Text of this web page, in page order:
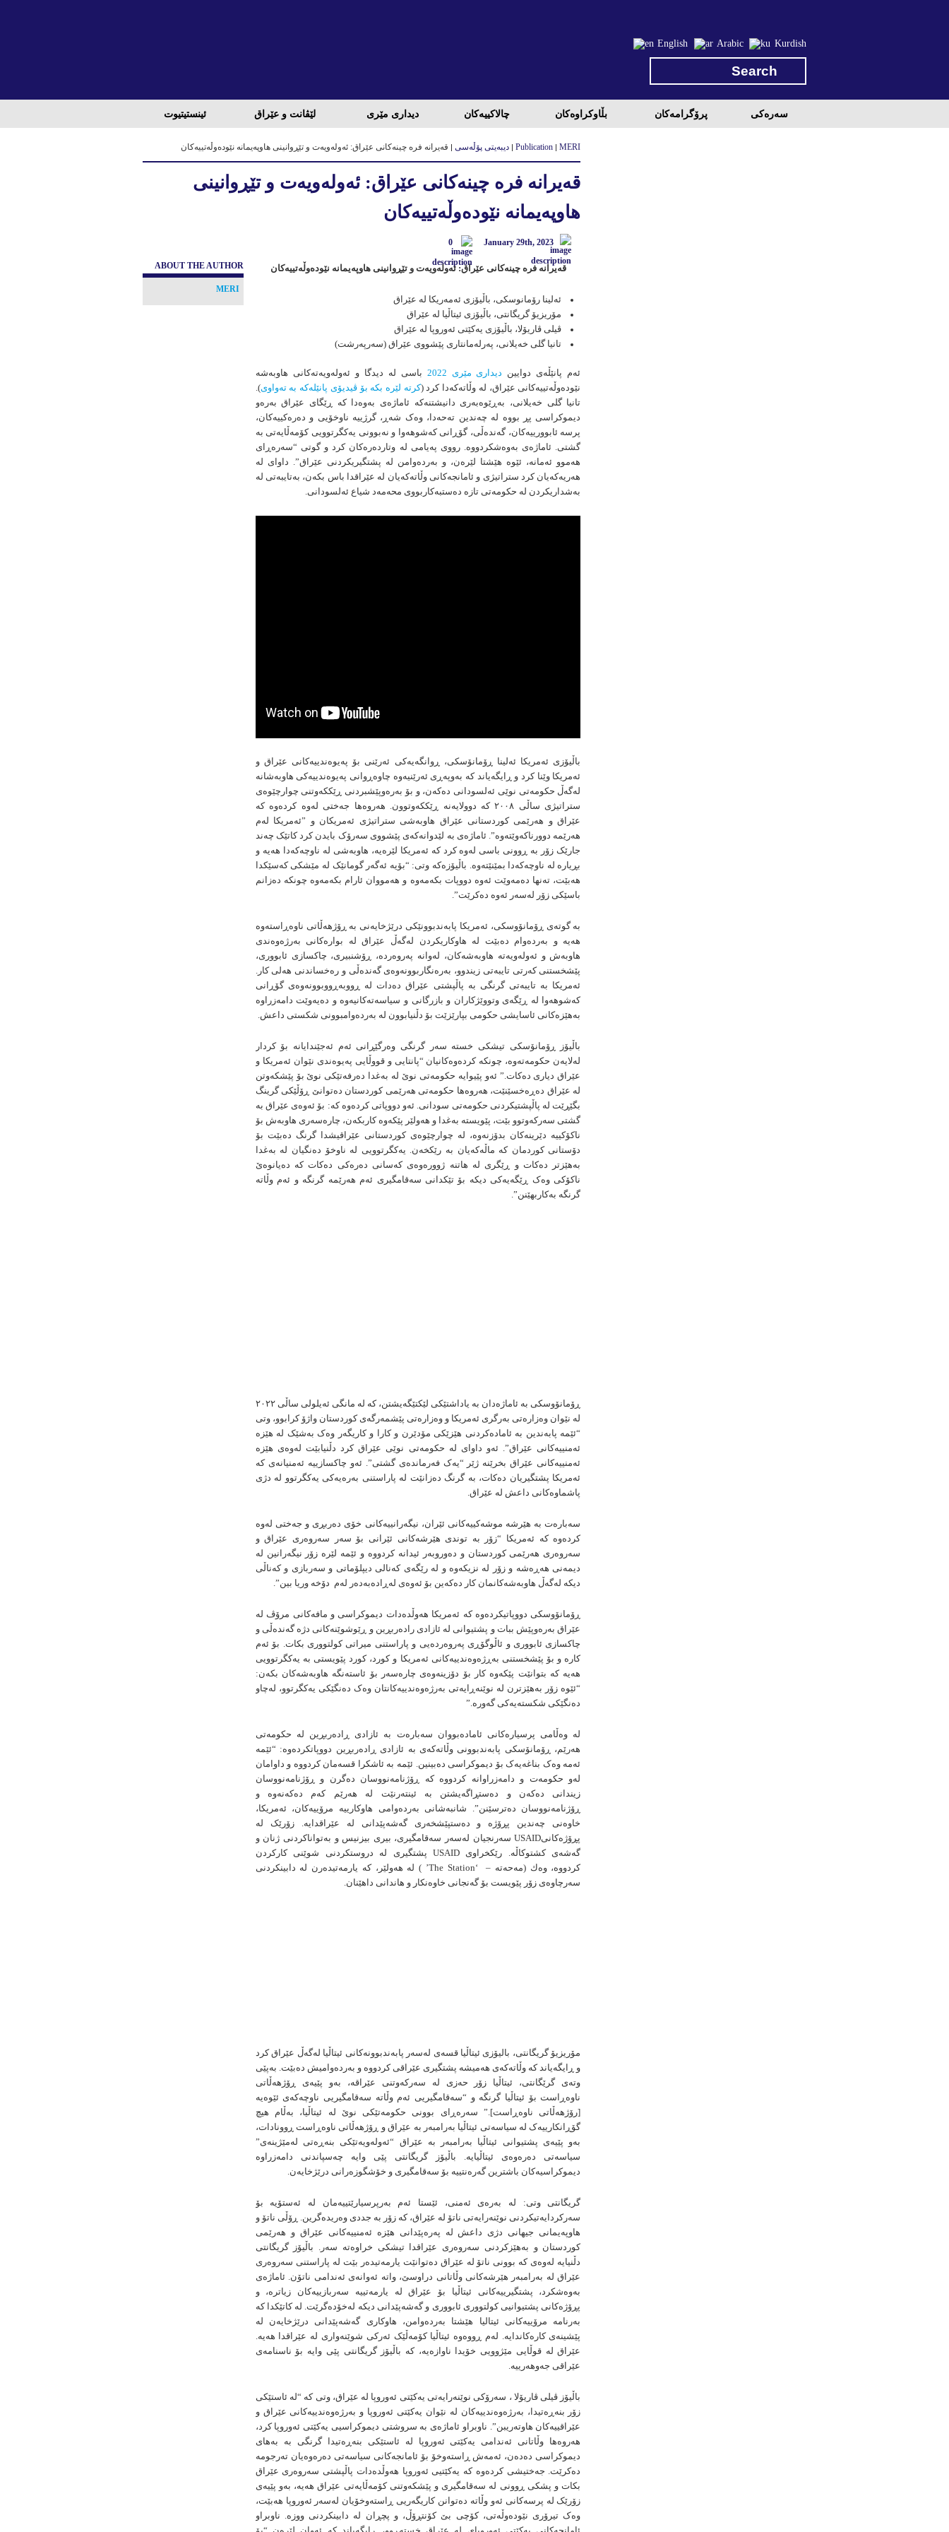
سه‌ره‌کی پرۆگرامه‌كان بڵاوكراوه‌كان چالاكییه‌كان دیداری مێری لێڤانت و عێراق ئینستیتیوت
English Arabic Kurdish
MERI
Publication دیبەیتی پۆڵەسی قەیرانە فرە چینەکانی عێراق: ئەولەویەت و تێڕوانینی هاوپەیمانە نێودەوڵەتییەکان
قەیرانە فرە چینەکانی عێراق: ئەولەویەت و تێڕوانینی
هاوپەیمانە نێودەوڵەتییەکان
January 29th, 2023
0
ABOUT THE AUTHOR
MERI
قەیرانە فرە چینەکانی عێراق: ئەولەویەت و تێڕوانینی هاوپەیمانە نێودەوڵەتییەکان
ئەلینا رۆمانوسكی، باڵیۆزی ئەمەریكا لە عێراق
مۆریزیۆ گریگانتی، باڵیۆزی ئیتاڵیا لە عێراق
ڤیلی ڤاریۆلا، باڵیۆزی یەكێتی ئەوروپا لە عێراق
تانیا گلی خەیلانی، پەرلەمانتاری پێشووی عێراق (سەرپەرشت)
ئەم پانێڵەی دوایین دیداری مێری 2022
باسی لە دیدگا و ئەولەویەتەکانی هاوبەشە
نێودەوڵەتییەکانی عێراق، لە وڵاتەکەدا کرد (کرتە لێرە بکە بۆ ڤیدیۆی پانێلەكە بە تەواوی).
تانیا گلی خەیلانی، بەڕێوەبەری دانیشتنەکە ئاماژەی بەوەدا کە ڕێگای عێراق بەرەو
دیموکراسی پڕ بووە لە چەندین تەحەدا، وەک شەڕ، گرژییە ناوخۆیی و دەرەکییەکان،
پرسە ئابوورییەکان، گەندەڵی، گۆڕانی کەشوهەوا و نەبوونی یەکگرتوویی کۆمەڵایەتی بە
گشتی. ئاماژەی بەوەشکردووە. رووی پەیامی لە وتاردەرەكان كرد و گوتی “سەرەڕای
هەموو ئەمانە، ئێوە هێشتا لێرەن، و بەردەوامن لە پشتگیریکردنی عێراق”. داوای لە
هەریەکەیان کرد ستراتیژی و ئامانجەکانی وڵاتەکەیان لە عێراقدا باس بکەن، بەتایبەتی لە
بەشداریکردن لە حکومەتی تازە دەستبەکاربووی محەمەد شیاع ئەلسودانی.
باڵیۆزی ئەمریکا ئەلینا ڕۆمانۆسکی، ڕوانگەیەکی ئەرێنی بۆ پەیوەندییەکانی عێراق و
ئەمریکا وێنا کرد و ڕایگەیاند کە بەوپەڕی ئەرێنیەوە چاوەڕوانی پەیوەندییەکی هاوبەشانە
لەگەڵ حکومەتی نوێی ئەلسودانی دەكەن، و بۆ بەرەوپێشبردنی ڕێککەوتنی چوارچێوەی
ستراتیژی ساڵی ٢٠٠٨ کە دوولایەنە ڕێککەوتوون. هەروەها جەختی لەوە کردەوە کە
عێراق و هەرێمی کوردستانی عێراق هاوبەشی ستراتیژی ئەمریکان و ”ئەمریکا لەم
هەرێمە دوورناکەوێتەوە”. ئاماژەی بە لێدوانەکەی پێشووی سەرۆک بایدن کرد کاتێک چەند
جارێک زۆر بە ڕوونی باسی لەوە کرد کە ئەمریکا لێرەیە، هاوبەشی لە ناوچەکەدا هەیە و
بڕیارە لە ناوچەکەدا بمێنێتەوە. باڵیۆزەکە وتی: “بۆیە ئەگەر گومانێک لە مێشکی کەسێکدا
هەبێت، تەنها دەمەوێت ئەوە دووپات بکەمەوە و هەمووان ئارام بکەمەوە چونکە دەزانم
باسێکی زۆر لەسەر ئەوە دەکرێت”.
بە گوتەی ڕۆمانۆوسکی، ئەمریکا پابەندبوونێکی درێژخایەنی بە ڕۆژهەڵاتی ناوەڕاستەوە
هەیە و بەردەوام دەبێت لە هاوکاریکردن لەگەڵ عێراق لە بوارەکانی بەرژەوەندی
هاوبەش و ئەولەویەتە هاوبەشەکان، لەوانە پەروەردە، ڕۆشنبیری، چاکسازی ئابووری،
پێشخستنی کەرتی تایبەتی زیندوو، بەرەنگاربوونەوەی گەندەڵی و رەخساندنی هەلی کار.
ئەمریکا بە تایبەتی گرنگی بە پاڵپشتی عێراق دەدات لە ڕووبەڕووبوونەوەی گۆڕانی
کەشوهەوا لە ڕێگەی وتووێژکاران و بازرگانی و سیاسەتەکانیەوە و دەیەوێت دامەزراوە
بەهێزەکانی ئاسایشی حکومی بپارێزێت بۆ دڵنیابوون لە بەردەوامبوونی شکستی داعش.
باڵیۆز ڕۆمانۆسکی تیشکی خستە سەر گرنگی وەرگێڕانی ئەم ئەجێندایانە بۆ کردار
لەلایەن حکومەتەوە، چونکە کردەوەکانیان “پانتایی و قووڵایی پەیوەندی نێوان ئەمریکا و
عێراق دیاری دەکات.” ئەو پێیوایە حکومەتی نوێ لە بەغدا دەرفەتێکی نوێ بۆ پێشکەوتن
لە عێراق دەڕەخسێنێت، هەروەها حکومەتی هەرێمی کوردستان دەتوانێ ڕۆڵێکی گرینگ
بگێڕێت لە پاڵپشتیکردنی حکومەتی سودانی. ئەو دووپاتی کردەوە کە: بۆ ئەوەی عێراق بە
گشتی سەرکەوتوو بێت، پێویستە بەغدا و هەولێر پێکەوە کاربکەن، چارەسەری هاوبەش بۆ
ناکۆکییە دێرینەکان بدۆزنەوە، لە چوارچێوەی کوردستانی عێراقیشدا گرنگ دەبێت بۆ
دۆستانی کوردمان کە ماڵەکەیان بە رێكخەن. یەکگرتوویی لە ناوخۆ دەنگیان لە بەغدا
بەهێزتر دەکات و ڕێگری لە هاتنە ژوورەوەی کەسانی دەرەکی دەکات كە دەیانوەێ
ناکۆکی وەک ڕێگەیەکی دیکە بۆ تێکدانی سەقامگیری ئەم هەرێمە گرنگە و ئەم وڵاتە
گرنگە بەکاربهێنن”.
ڕۆمانۆوسکی بە ئاماژەدان بە یاداشتێکی لێکتێگەیشتن، کە لە مانگی ئەیلولی ساڵی ٢٠٢٢
لە نێوان وەزارەتی بەرگری ئەمریکا و وەزارەتی پێشمەرگەی کوردستان واژۆ کرابوو، وتی
“ئێمە پابەندین بە ئامادەكردنی هێزێکی مۆدێرن و کارا و کاریگەر وەک بەشێک لە هێزە
ئەمنییەکانی عێراق”. ئەو داوای لە حکومەتی نوێی عێراق کرد دڵنیابێت لەوەی هێزە
ئەمنییەکانی عێراق بخرێنە ژێر “یەک فەرماندەی گشتی”. ئەو چاکسازییە ئەمنیانەی کە
ئەمریکا پشتگیریان دەکات، بە گرنگ دەزانێت لە پاراستنی بەرەیەکی یەکگرتوو لە دژی
پاشماوەکانی داعش لە عێراق.
سەبارەت بە هێرشە موشەکییەکانی ئێران، نیگەرانییەکانی خۆی دەربڕی و جەختی لەوە
کردەوە کە ئەمریکا “زۆر بە توندی هێرشەکانی ئێرانی بۆ سەر سەروەری عێراق و
سەروەری هەرێمی کوردستان و دەوروبەر ئیدانە کردووە و ئێمە لێرە زۆر نیگەرانین لە
دیمەنی هەڕەشە و زۆر لە نزیکەوە و لە رێگەی كەنالی دیپلۆماتی و سەربازی و كەناڵی
دیكە لەگەڵ هاوبەشەکانمان کار دەکەین بۆ ئەوەی لەڕادەبەدەر لەم دۆخە وریا بین”.
ڕۆمانۆوسکی دووپاتیکردەوە کە ئەمریکا هەوڵدەدات دیموکراسی و مافەکانی مرۆڤ لە
عێراق بەرەوپێش ببات و پشتیوانی لە ئازادی رادەربڕین و ڕێوشوێنەکانی دژە گەندەڵی و
چاکسازی ئابووری و ئاڵوگۆڕی پەروەردەیی و پاراستنی میراتی کولتووری بکات. بۆ ئەم
کاره و بۆ پێشخستنی بەڕژەوەندییەکانی ئەمریکا و کورد، کورد پێویستی به یەکگرتوویی
هەیه كە بتوانێت پێکەوه کار بۆ دۆزینەوەی چارەسەر بۆ ئاستەنگه هاوبەشەکان بكەن:
“ئێوە زۆر بەهێزترن له نوێنەڕایەتی بەرژەوەندییەکانتان وەک دەنگێکی یەکگرتوو، لەچاو
دەنگێکی شکستەیەکی گەورە.”
لە وەڵامی پرسیارەکانی ئامادەبووان سەبارەت بە ئازادی ڕادەربڕین لە حکومەتی
هەرێم، ڕۆمانۆسکی پابەندبوونی وڵاتەکەی بە ئازادی ڕادەربڕین دووپاتکردەوە: “ئێمە
ئەمە وەک بناغەیەک بۆ دیموکراسی دەبینین. ئێمە بە ئاشکرا قسەمان کردووە و داوامان
لەو حکومەت و دامەزراوانە کردووە کە ڕۆژنامەنووسان دەگرن و ڕۆژنامەنووسان
زیندانی دەکەن و دەستڕاگەیشتن بە ئینتەرنێت لە هەرێم کەم دەکەنەوە و
ڕۆژنامەنووسان دەترسێنن”. شانبەشانی بەردەوامی هاوکارییە مرۆییەکان، ئەمریکا،
خاوەنی چەندین پڕۆژە و دەستپێشخەری گەشەپێدانی لە عێراقدایە. زۆرێک لە
پڕۆژەکانیUSAID سەرنجیان لەسەر سەقامگیری، بیری بیزنیس و بەتواناكردنی ژنان و
گەشەی کشتوکاڵە. رێكخراوی USAID پشتگیری لە دروستکردنی شوێنی کارکردن
کردووە، وەك (مەحەتە – ‘The Station’ ) لە هەولێر، کە یارمەتیدەرن لە دابینکردنی
سەرچاوەی زۆر پێویست بۆ گەنجانی خاوەنکار و هاندانی داهێنان.
مۆریزیۆ گریگانتی، بالیۆزی ئیتاڵیا قسەی لەسەر پابەندبوونەکانی ئیتاڵیا لەگەڵ عێراق کرد
و ڕایگەیاند کە وڵاتەکەی هەمیشە پشتگیری عێراقی کردووە و بەردەوامیش دەبێت. بەپێی
وتەی گرێگانتی، ئیتاڵیا زۆر حەزی لە سەرکەوتنی عێراقە، بەو پێیەی ڕۆژهەڵاتی
ناوەڕاست بۆ ئیتاڵیا گرنگە و “سەقامگیریی ئەم وڵاتە سەقامگیریی ناوچەکەی ئێوەیە
[رۆژهەڵاتی ناوەڕاست].” سەرەڕای بوونی حکومەتێکی نوێ لە ئیتاڵیا، بەڵام هیچ
گۆڕانکارییەک لە سیاسەتی ئیتاڵیا بەرامبەر بە عێراق و ڕۆژهەڵاتی ناوەڕاست ڕوونادات،
بەو پێیەی پشتیوانی ئیتاڵیا بەرامبەر بە عێراق “ئەولەویەتێکی بنەڕەتی لەمێژینەی”
سیاسەتی دەرەوەی ئیتاڵیایە. باڵیۆز گریگانتی پێی وایە چەسپاندنی دامەزراوە
دیموکراسیەکان باشترین گەرەنتییە بۆ سەقامگیری و خۆشگوزەرانی درێژخایەن.
گریگانتی وتی: لە بەرەی ئەمنی، ئێستا ئەم بەرپرسیارێتییەمان لە ئەستۆیە بۆ
سەرکردایەتیکردنی نوێنەرایەتی ناتۆ لە عێراق، کە زۆر بە جددی وەریدەگرین. ڕۆڵی ناتۆ و
هاوپەیمانی جیهانی دژی داعش لە پەرەپێدانی هێزە ئەمنییەکانی عێراق و هەرێمی
کوردستان و بەهێزکردنی سەروەری عێراقدا تیشکی خراوەتە سەر. باڵیۆز گریگانتی
دڵنیایە لەوەی کە بوونی ناتۆ لە عێراق دەتوانێت یارمەتیدەر بێت لە پاراستنی سەروەری
عێراق لە بەرامبەر هێرشەکانی وڵاتانی دراوسێ، واتە ئەوانەی ئەندامی ناتۆن. ئاماژەی
بەوەشکرد، پشتگیرییەکانی ئیتاڵیا بۆ عێراق لە یارمەتییە سەربازییەکان زیاترە، و
پڕۆژەکانی پشتیوانیی کولتووری ئابووری و گەشەپێدانی دیکە لەخۆدەگرێت. لە کاتێکدا کە
بەرنامە مرۆییەکانی ئیتالیا هێشتا بەردەوامن، هاوکاری گەشەپێدانی درێژخایەن لە
پێشینەی کارەکاندایە. لەم ڕووەوە ئیتاڵیا کۆمەڵێک ئەرکی شوێنەواری لە عێراقدا هەیە.
عێراق لە قوڵایی مێژوویی خۆیدا ناوازەیە، کە باڵیۆز گریگانتی پێی وایە بۆ ناسنامەی
عێراقی جەوهەرییە.
باڵیۆز ڤیلی ڤاریۆلا ، سەرۆکی نوێنەرایەتی یەکێتی ئەوروپا لە عێراق، وتی کە “لە ئاستێکی
زۆر بنەڕەتیدا، بەرژەوەندییەکان لە نێوان یەکێتی ئەوروپا و بەرژەوەندییەکانی عێراق و
عێراقییەکان هاوتەریبن”. ناوبراو ئاماژەی بە سروشتی دیموکراسیی یەکێتی ئەوروپا کرد،
هەروەها وڵاتانی ئەندامی یەکێتی ئەوروپا لە ئاستێکی بنەڕەتیدا گرنگی بە بەهای
دیموکراسی دەدەن، ئەمەش ڕاستەوخۆ بۆ ئامانجەکانی سیاسەتی دەرەوەیان تەرجومە
دەكرێت. جەختیشی کردەوە کە یەکێتیی ئەوروپا هەوڵدەدات پاڵپشتی سەروەری عێراق
بکات و پشکی ڕوونی لە سەقامگیری و پێشکەوتنی کۆمەڵایەتی عێراق هەیە، بەو پێیەی
زۆرێک لە پرسەکانی ئەو وڵاتە دەتوانن کاریگەریی ڕاستەوخۆیان لەسەر ئەوروپا هەبێت،
وەک تیرۆری نێودەوڵەتی، کۆچی بێ کۆنتڕۆڵ، و پچڕان لە دابینکردنی ووزە. ناوبراو